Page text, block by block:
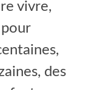
vivre,
des